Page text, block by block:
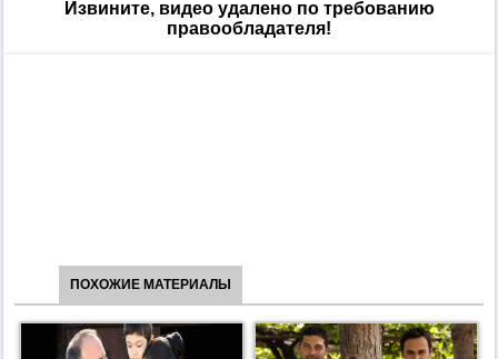
Извините, видео удалено по требованию
правообладателя!
ПОХОЖИЕ МАТЕРИАЛЫ